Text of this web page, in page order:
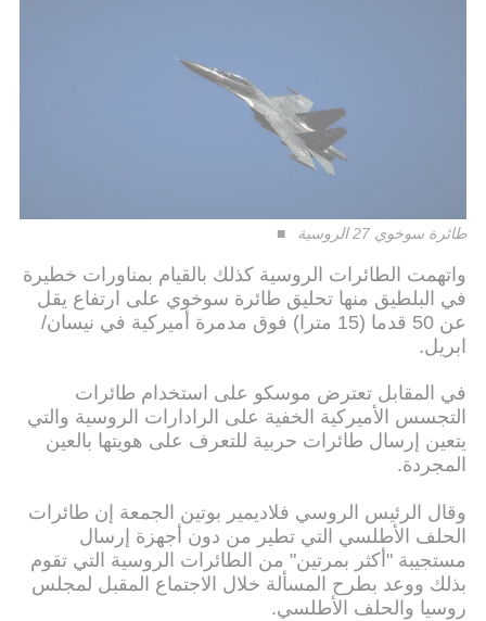
طائرة سوخوي 27 الروسية
واتهمت الطائرات الروسية كذلك بالقيام بمناورات خطيرة
في البلطيق منها تحليق طائرة سوخوي على ارتفاع يقل
عن 50 قدما (15 مترا) فوق مدمرة أميركية في نيسان/
ابريل.
في المقابل تعترض موسكو على استخدام طائرات
التجسس الأميركية الخفية على الرادارات الروسية والتي
يتعين إرسال طائرات حربية للتعرف على هويتها بالعين
المجردة.
وقال الرئيس الروسي فلاديمير بوتين الجمعة إن طائرات
الحلف الأطلسي التي تطير من دون أجهزة إرسال
مستجيبة "أكثر بمرتين" من الطائرات الروسية التي تقوم
بذلك ووعد بطرح المسألة خلال الاجتماع المقبل لمجلس
روسيا والحلف الأطلسي.